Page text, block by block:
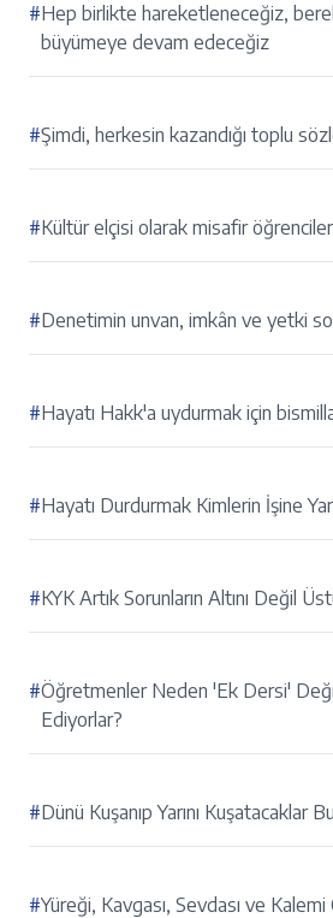
#Hep birlikte hareketleneceğiz,
büyümeye devam edeceğiz
#Şimdi, herkesin kazandığı toplu
#Kültür elçisi olarak misafir öğrenciler
#Denetimin unvan, imkân ve yetki
#Hayatı Hakk'a uydurmak için
#Hayatı Durdurmak Kimlerin İşine
#KYK Artık Sorunların Altını Değil
#Öğretmenler Neden 'Ek Dersi'
Ediyorlar?
#Dünü Kuşanıp Yarını Kuşatacaklar
#Yüreği, Kavgası, Sevdası ve